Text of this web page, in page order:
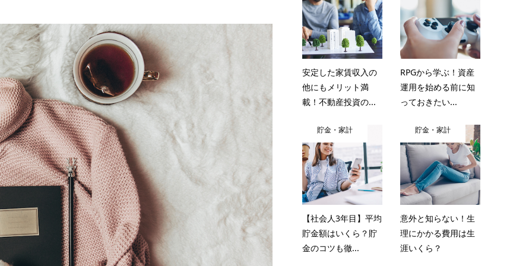
安定した家賃収入の
他にもメリット満
載！不動産投資の...
RPGから学ぶ！資産
運用を始める前に知
っておきたい...
貯金・家計
【社会人3年目】平均
貯金額はいくら？貯
金のコツも徹...
貯金・家計
意外と知らない！生
理にかかる費用は生
涯いくら？